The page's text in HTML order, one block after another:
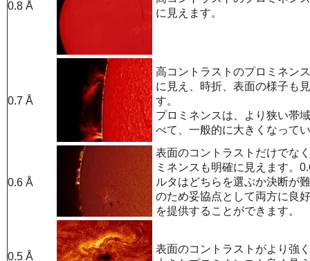
0.8 Å
に見えます。
0.7 Å
高コントラストのプロミネン
に見え、時折、表面の様子も
す。
プロミネンスは、より狭い帯
べて、一般的に大きくなって
0.6 Å
表面のコントラストだけでな
ミネンスも明確に見えます。
ルタはどちらを選ぶか決断が
のため妥協点として両方に良
を提供することができます。
0.5 Å
表面のコントラストがより強